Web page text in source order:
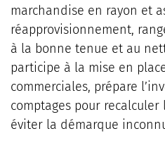
marchandise en rayon et
réapprovisionnement,
à la bonne tenue et au
participe à la mise en
commerciales, prépare
comptages pour
éviter la démarque